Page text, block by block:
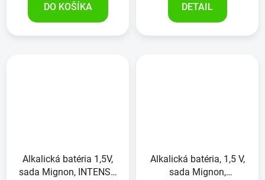
DO KOŠÍKA DETAIL
Alkalická batéria 1,5V,
sada Mignon, INTENSO
Alkalická batéria, 1,5 V,
sada Mignon,